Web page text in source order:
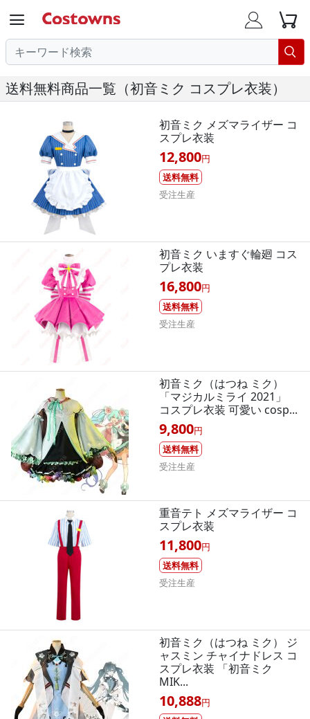
  

送料無料商品一覧（初音ミク コスプレ衣装）
初音ミク メズマライザー コ
スプレ衣装
12,800円
送料無料
受注生産
初音ミク いますぐ輪廻 コス
プレ衣装
16,800円
送料無料
受注生産
初音ミク（はつね ミク）
「マジカルミライ 2021」
コスプレ衣装 可愛い cosp...
9,800円
送料無料
受注生産
重音テト メズマライザー コ
スプレ衣装
11,800円
送料無料
受注生産
初音ミク（はつね ミク） ジ
ャスミン チャイナドレス コ
スプレ衣装 「初音ミク
MIK...
10,888円